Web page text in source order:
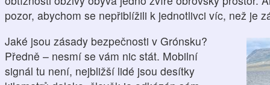
pozor, abychom se nepřiblížili k jednotlivci víc, než je
Jaké jsou zásady bezpečnosti v Grónsku?
Předně – nesmí se vám nic stát. Mobilní
signál tu není, nejbližší lidé jsou desítky